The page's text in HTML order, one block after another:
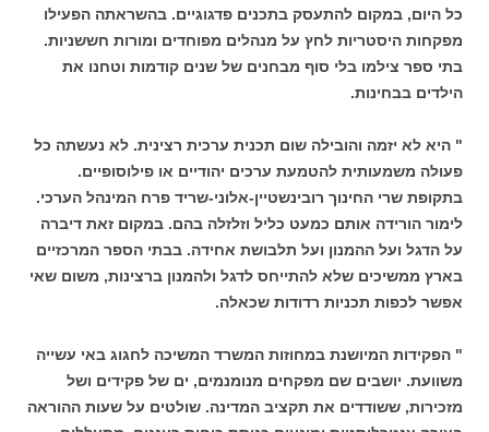
כל היום, במקום להתעסק בתכנים פדגוגיים. בהשראתה הפעילו
מפקחות היסטריות לחץ על מנהלים מפוחדים ומורות חששניות.
בתי ספר צילמו בלי סוף מבחנים של שנים קודמות וטחנו את
הילדים בבחינות.
" היא לא יזמה והובילה שום תכנית ערכית רצינית. לא נעשתה כל
פעולה משמעותית להטמעת ערכים יהודיים או פילוסופיים.
בתקופת שרי החינוך רובינשטיין-אלוני-שריד פרח המינהל הערכי.
לימור הורידה אותם כמעט כליל וזלזלה בהם. במקום זאת דיברה
על הדגל ועל ההמנון ועל תלבושת אחידה. בבתי הספר המרכזיים
בארץ ממשיכים שלא להתייחס לדגל ולהמנון ברצינות, משום שאי
אפשר לכפות תכניות רדודות שכאלה.
" הפקידות המיושנת במחוזות המשרד המשיכה לחגוג באי עשייה
משוועת. יושבים שם מפקחים מנומנמים, ים של פקידים ושל
מזכירות, ששודדים את תקציב המדינה. שולטים על שעות ההוראה